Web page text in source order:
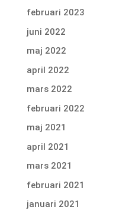
februari 2023
juni 2022
maj 2022
april 2022
mars 2022
februari 2022
maj 2021
april 2021
mars 2021
februari 2021
januari 2021